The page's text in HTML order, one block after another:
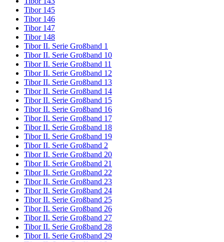
Tibor 145
Tibor 146
Tibor 147
Tibor 148
Tibor II. Serie Großband 1
Tibor II. Serie Großband 10
Tibor II. Serie Großband 11
Tibor II. Serie Großband 12
Tibor II. Serie Großband 13
Tibor II. Serie Großband 14
Tibor II. Serie Großband 15
Tibor II. Serie Großband 16
Tibor II. Serie Großband 17
Tibor II. Serie Großband 18
Tibor II. Serie Großband 19
Tibor II. Serie Großband 2
Tibor II. Serie Großband 20
Tibor II. Serie Großband 21
Tibor II. Serie Großband 22
Tibor II. Serie Großband 23
Tibor II. Serie Großband 24
Tibor II. Serie Großband 25
Tibor II. Serie Großband 26
Tibor II. Serie Großband 27
Tibor II. Serie Großband 28
Tibor II. Serie Großband 29